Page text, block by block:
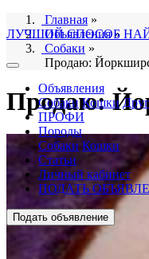
ЛУЧШИЙ СПОСОБ
Объявления
Собаки Кошки
ПРОФИ
Породы
Собаки Кошки
Статьи
Личный кабинет
ПОДАТЬ
Подать объявление
Главная »
Объявления»
Собаки »
Продаю:
Продаю: